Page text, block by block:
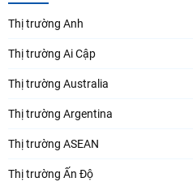
Thị trường Anh
Thị trường Ai Cập
Thị trường Australia
Thị trường Argentina
Thị trường ASEAN
Thị trường Ấn Độ